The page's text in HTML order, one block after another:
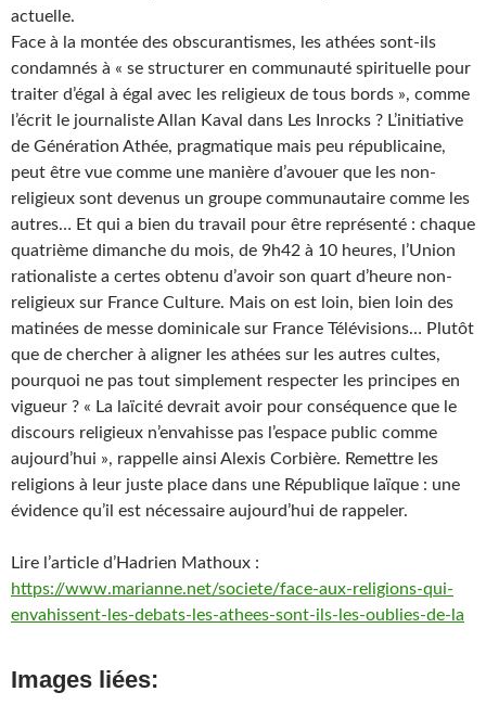
actuelle.
Face à la montée des obscurantismes, les athées sont-ils
condamnés à « se structurer en communauté spirituelle pour
traiter d’égal à égal avec les religieux de tous bords », comme
l’écrit le journaliste Allan Kaval dans Les Inrocks ? L’initiative
de Génération Athée, pragmatique mais peu républicaine,
peut être vue comme une manière d’avouer que les non-
religieux sont devenus un groupe communautaire comme les
autres… Et qui a bien du travail pour être représenté : chaque
quatrième dimanche du mois, de 9h42 à 10 heures, l’Union
rationaliste a certes obtenu d’avoir son quart d’heure non-
religieux sur France Culture. Mais on est loin, bien loin des
matinées de messe dominicale sur France Télévisions… Plutôt
que de chercher à aligner les athées sur les autres cultes,
pourquoi ne pas tout simplement respecter les principes en
vigueur ? « La laïcité devrait avoir pour conséquence que le
discours religieux n’envahisse pas l’espace public comme
aujourd’hui », rappelle ainsi Alexis Corbière. Remettre les
religions à leur juste place dans une République laïque : une
évidence qu’il est nécessaire aujourd’hui de rappeler.
Lire l’article d’Hadrien Mathoux :
https://www.marianne.net/societe/face-aux-religions-qui-
envahissent-les-debats-les-athees-sont-ils-les-oublies-de-la
Images liées: